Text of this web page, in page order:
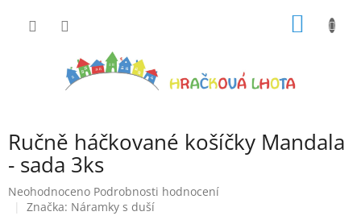
Ručně háčkované košíčky Mandala
- sada 3ks
Průměrné
hodnocení
Neohodnoceno Podrobnosti hodnocení
Značka: Náramky s duší